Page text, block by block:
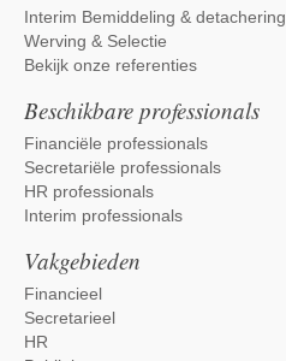
Interim Bemiddeling & detachering
Werving & Selectie
Bekijk onze referenties
Beschikbare professionals
Financiële professionals
Secretariële professionals
HR professionals
Interim professionals
Vakgebieden
Financieel
Secretarieel
HR